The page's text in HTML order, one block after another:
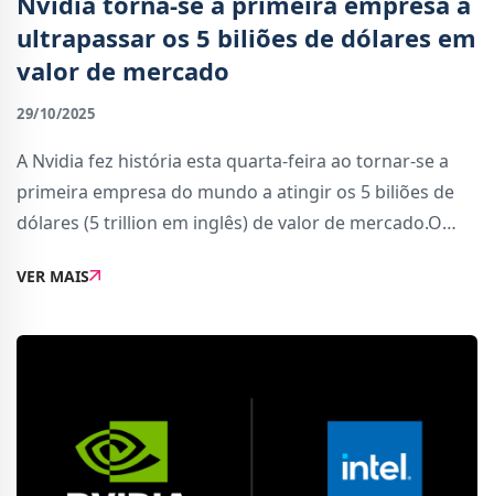
ultrapassar os 5 biliões de dólares em
valor de mercado
29/10/2025
A Nvidia fez história esta quarta-feira ao tornar-se a
primeira empresa do mundo a atingir os 5 biliões de
dólares (5 trillion em inglês) de valor de mercado.O
subida de 4,6% nas ações, impulsion
VER MAIS